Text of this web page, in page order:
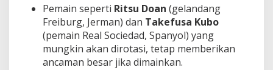
Pemain seperti Ritsu Doan (gelandang
Freiburg, Jerman) dan Takefusa Kubo
(pemain Real Sociedad, Spanyol) yang
mungkin akan dirotasi, tetap memberikan
ancaman besar jika dimainkan.